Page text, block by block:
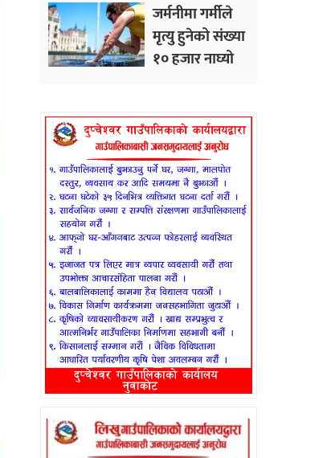
जर्मनीमा गर्मीले
मृत्यु हुनेको संख्या
१० हजार नाघ्यो